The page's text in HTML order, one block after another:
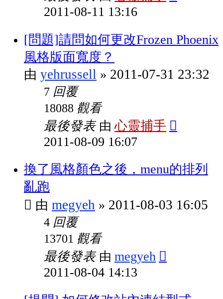
2011-08-11 13:16
[問題]請問如何更改Frozen Phoenix
風格版面寬度？
由 yehrussell » 2011-07-31 23:32
7 回覆
18088 觀看
最後發表 由心靈捕手
2011-08-09 16:07
換了風格顏色之後，menu的排列
亂跑
由 megyeh » 2011-08-03 16:05
4 回覆
13701 觀看
最後發表 由 megyeh
2011-08-04 14:13